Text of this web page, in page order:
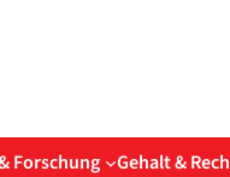
Forschung Gehalt &